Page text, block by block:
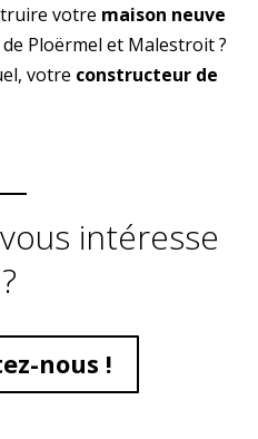
votre maison neuve
Ploërmel et Malestroit ?
votre constructeur de
intéresse
?
nous !